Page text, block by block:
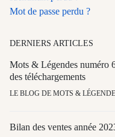
Mot de passe perdu ?
DERNIERS ARTICLES
Mots & Légendes numéro
des téléchargements
LE BLOG DE MOTS &
Bilan des ventes année